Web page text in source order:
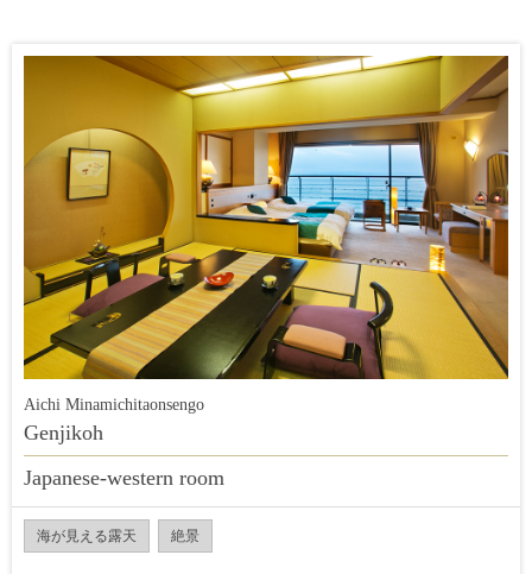
Aichi Minamichitaonsengo
Genjikoh
Japanese-western room
海が見える露天 絶景